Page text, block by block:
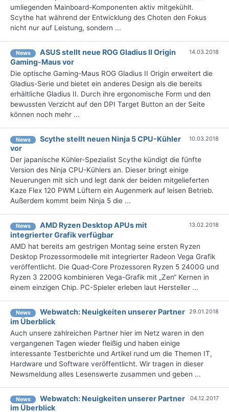
umliegenden Mainboard-Komponenten aktiv mitgekühlt.
Scythe hat während der Entwicklung des Choten den Fokus
nicht nur auf Leistung, sondern ...
News
ASUS stellt neue ROG Gladius II Origin
Gaming-Maus vor
14.03.2018
Die optische Gaming-Maus ROG Gladius II Origin erweitert die
Gladius-Serie und bietet ein anderes Design als die bereits
erhältliche Gladius II. Durch ihre ergonomische Form und den
bewussten Verzicht auf den DPI Target Button an der Seite
können noch mehr ...
News
Scythe stellt neuen Ninja 5 CPU-Kühler
vor
10.03.2018
Der japanische Kühler-Spezialist Scythe kündigt die fünfte
Version des Ninja CPU-Kühlers an. Dieser bringt einige
Neuerungen mit sich und legt dank der beiden mitgelieferten
Kaze Flex 120 PWM Lüftern ein Augenmerk auf leisen Betrieb.
Außerdem kommt beim Ninja 5 die ...
News
AMD Ryzen Desktop APUs mit
integrierter Grafik verfügbar
13.02.2018
AMD hat bereits am gestrigen Montag seine ersten Ryzen
Desktop Prozessormodelle mit integrierter Radeon Vega Grafik
veröffentlicht. Die Quad-Core Prozessoren Ryzen 5 2400G und
Ryzen 3 2200G kombinieren Vega-Grafik mit „Zen“ Kernen in
einem einzigen Chip. PC-Spieler erleben laut Hersteller ...
News
Webwatch: Neuigkeiten unserer Partner
im Überblick
29.01.2018
Auch unsere zahlreichen Partner hier im Netz waren in den
vergangenen Tagen wieder fleißig und haben einige
interessante Testberichte und Artikel rund um die Themen IT,
Hardware und Software veröffentlicht. Wir tragen in dieser
Newsmeldung alles Lesenswerte zusammen und geben ...
News
Webwatch: Neuigkeiten unserer Partner
im Überblick
04.12.2017